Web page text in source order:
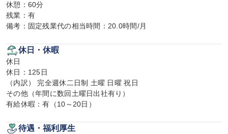
休憩：60分
残業：有
備考：固定残業代の相当時間：20.0時間/月
休日・休暇
休日
休日：125日
（内訳） 完全週休二日制 土曜 日曜 祝日
その他（年間に数回土曜日出社有り）
有給休暇：有（10～20日）
待遇・福利厚生